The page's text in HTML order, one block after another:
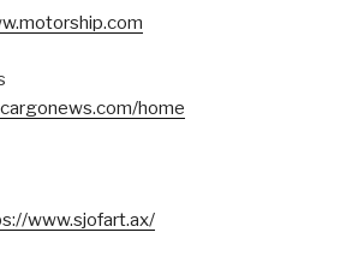
home
www.sjofart.ax/